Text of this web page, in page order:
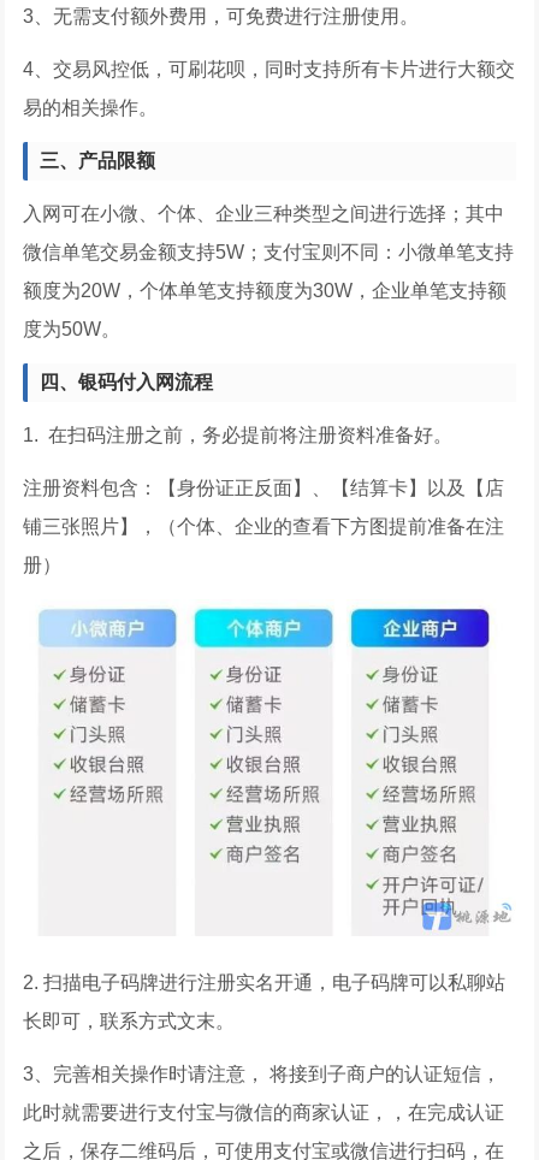
3、无需支付额外费用，可免费进行注册使用。
4、交易风控低，可刷花呗，同时支持所有卡片进行大额交
易的相关操作。
三、产品限额
入网可在小微、个体、企业三种类型之间进行选择；其中
微信单笔交易金额支持5W；支付宝则不同：小微单笔支持
额度为20W，个体单笔支持额度为30W，企业单笔支持额
度为50W。
四、银码付入网流程
1. 在扫码注册之前，务必提前将注册资料准备好。
注册资料包含：【身份证正反面】、【结算卡】以及【店
铺三张照片】，（个体、企业的查看下方图提前准备在注
册）
2. 扫描电子码牌进行注册实名开通，电子码牌可以私聊站
长即可，联系方式文末。
3、完善相关操作时请注意， 将接到子商户的认证短信，
此时就需要进行支付宝与微信的商家认证，，在完成认证
之后，保存二维码后，可使用支付宝或微信进行扫码，在